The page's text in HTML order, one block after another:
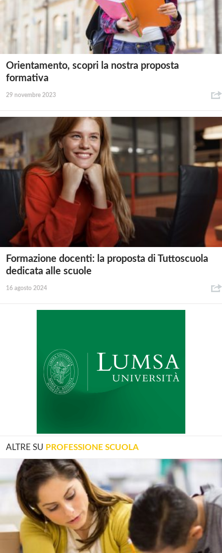
Orientamento, scopri la nostra proposta
formativa
29 novembre 2023
Formazione docenti: la proposta di Tuttoscuola
dedicata alle scuole
16 agosto 2024
ALTRE SU PROFESSIONE SCUOLA